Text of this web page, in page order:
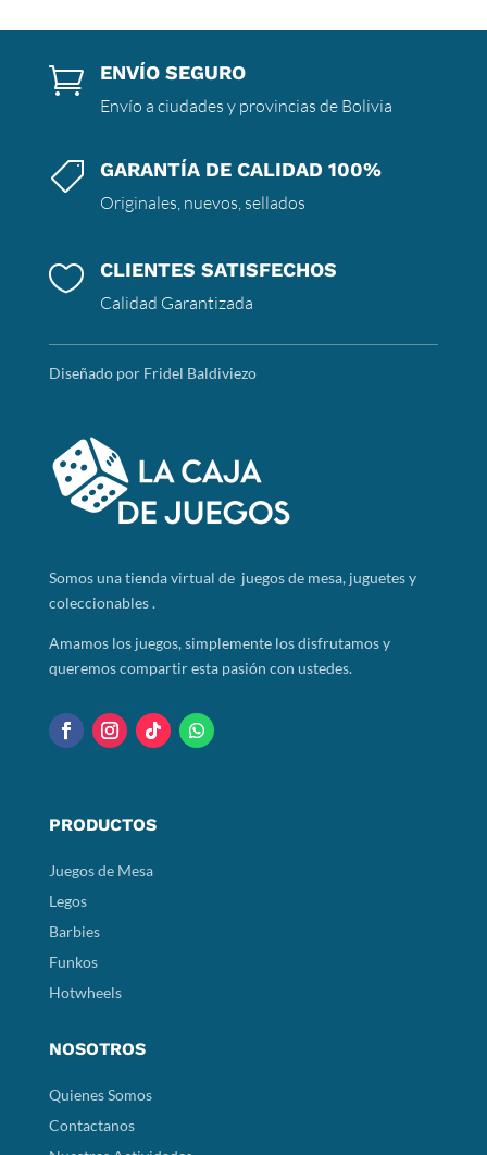
 ENVÍO SEGURO
Envío a ciudades y provincias de Bolivia
 GARANTÍA DE CALIDAD 100%
Originales, nuevos, sellados
 CLIENTES SATISFECHOS
Calidad Garantizada
Diseñado por Fridel Baldiviezo
Somosuna tienda virtual de juegos de mesa, juguetes y
coleccionables .
Amamos los juegos, simplemente los disfrutamos y
queremos compartir esta pasión con ustedes.
PRODUCTOS
Juegos de Mesa
Legos
Barbies
Funkos
Hotwheels
NOSOTROS
Quienes Somos
Contactanos